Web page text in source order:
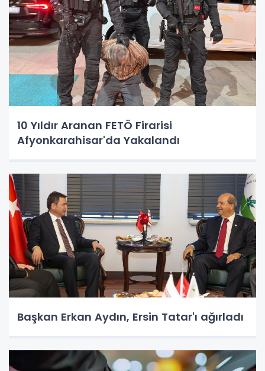
10 Yıldır Aranan FETÖ Firarisi
Afyonkarahisar'da Yakalandı
Başkan Erkan Aydın, Ersin Tatar'ı ağırladı